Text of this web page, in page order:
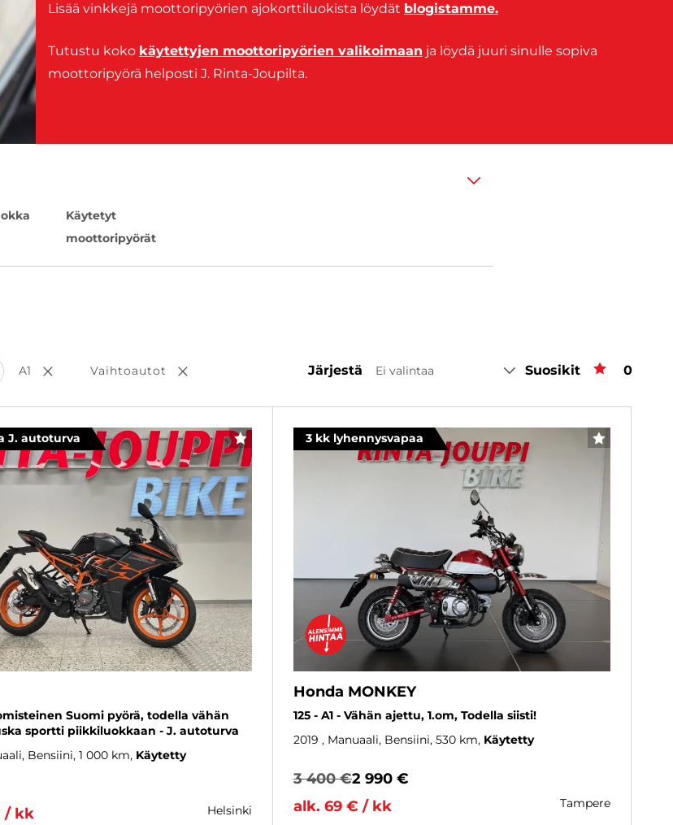
Lisää vinkkejä moottoripyörien ajokorttiluokista löydät blogistamme.
Tutustu koko käytettyjen moottoripyörien valikoimaan ja löydä juuri sinulle sopiva
moottoripyörä helposti J. Rinta-Joupilta.
Käytetyt
moottoripyörät
valinta
A1 Poista valinta
Vaihtoautot Poista valinta Järjestä Ei valintaa Suosikit 0
J. autoturva SUOSIKKI
omisteinen Suomi pyörä, todella vähän
sportti piikkiluokkaan - J. autoturva
Bensiini, 1 000 km Käytetty
/ kk
helsinki
3 kk lyhennysvapaa SUOSIKKI
Honda MONKEY
125 - A1 - Vähän ajettu, 1.om, Todella siisti!
2019 , Manuaali, Bensiini, 530 km Käytetty
3 400 €2 990 €
alk. 69 € / kk
tampere